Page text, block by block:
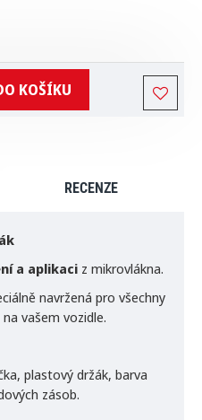
KOŠÍKU
RECENZE
a aplikaci z mikrovlákna.
navržená pro všechny
vašem vozidle.
plastový držák, barva
zásob.